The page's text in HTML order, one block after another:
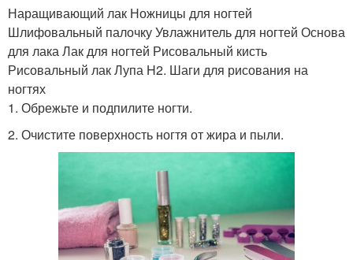
Наращивающий лак Ножницы для ногтей
Шлифовальный палочку Увлажнитель для ногтей Основа
для лака Лак для ногтей Рисовальный кисть
Рисовальный лак Лупа H2. Шаги для рисования на
ногтях
1. Обрежьте и подпилите ногти.
2. Очистите поверхность ногтя от жира и пыли.